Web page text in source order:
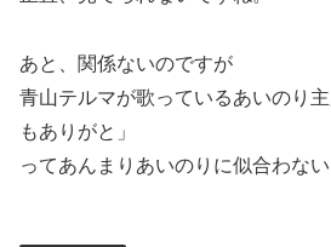
あと、関係ないのですが
青山テルマが歌っているあいのり
もありがと」
ってあんまりあいのりに似合わな